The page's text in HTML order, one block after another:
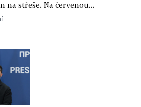
na střeše. Na červenou...